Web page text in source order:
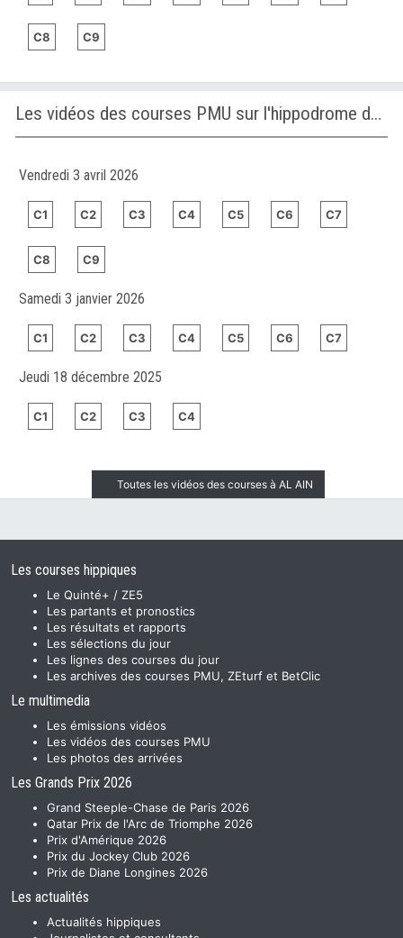
C8 C9
Les vidéos des courses PMU sur l'hippodrome de AL AIN
Vendredi 3 avril 2026
C1 C2 C3 C4 C5 C6 C7
C8 C9
Samedi 3 janvier 2026
C1 C2 C3 C4 C5 C6 C7
Jeudi 18 décembre 2025
C1 C2 C3 C4
Toutes les vidéos des courses à AL AIN
Les courses hippiques
Le Quinté+ / ZE5
Les partants et pronostics
Les résultats et rapports
Les sélections du jour
Les lignes des courses du jour
Les archives des courses PMU, ZEturf et BetClic
Le multimedia
Les émissions vidéos
Les vidéos des courses PMU
Les photos des arrivées
Les Grands Prix 2026
Grand Steeple-Chase de Paris 2026
Qatar Prix de l'Arc de Triomphe 2026
Prix d'Amérique 2026
Prix du Jockey Club 2026
Prix de Diane Longines 2026
Les actualités
Actualités hippiques